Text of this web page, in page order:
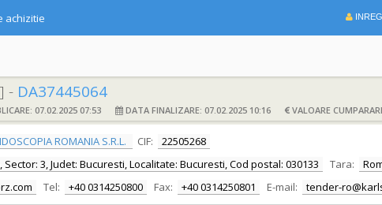
achizitie
- DA37445064
07.02.2025 07:53 DATA FINALIZARE: 07.02.2025 10:16 VALOARE
ROMANIA S.R.L. CIF:
22505268
Sector: 3, Judet: Bucuresti, Localitate: Bucuresti, Cod postal: 030133 Tara:
Tel: +40 0314250800 Fax: +40 0314250801 E-mail: tender-